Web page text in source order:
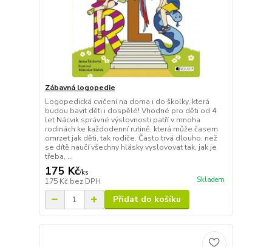
Zábavná logopedie
Logopedická cvičení na doma i do školky, která
budou bavit děti i dospělé! Vhodné pro děti od 4
let Nácvik správné výslovnosti patří v mnoha
rodinách ke každodenní rutině, která může časem
omrzet jak děti, tak rodiče. Často trvá dlouho, než
se dítě naučí všechny hlásky vyslovovat tak, jak je
třeba, ...
175 Kč/ks
175 Kč bez DPH Skladem
Přidat do košíku